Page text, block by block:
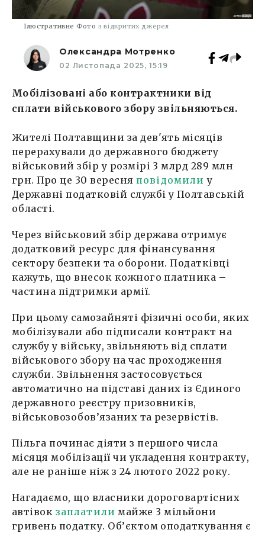
Ілюстративне Фото з відкритих джерел
Олександра Мотренко
02 Листопада 2025, 15:19
Мобілізовані або контрактники від
сплати військового збору звільняються.
Жителі Полтавщини за дев'ять місяців
перерахували до державного бюджету
військовий збір у розмірі 3 млрд 289 млн
грн. Про це 30 вересняповідомили у
Державні податковій службі у Полтавській
області.
Через військовий збір держава отримує
додатковий ресурс для фінансування
сектору безпеки та оборони. Податківці
кажуть, що внесок кожного платника –
частина підтримки армії.
При цьому самозайняті фізичні особи, яких
мобілізували або підписали контракт на
службу у війську, звільняють від сплати
військового збору на час проходження
служби. Звільнення застосовується
автоматично на підставі даних із Єдиного
державного реєстру призовників,
військовозобов’язаних та резервістів.
Пільга починає діяти з першого числа
місяця мобілізації чи укладення контракту,
але не раніше ніж з 24 лютого 2022 року.
Нагадаємо, що власники дороговартісних
автівок заплатили майже 3 мільйони
гривень податку. Об’єктом оподаткування є